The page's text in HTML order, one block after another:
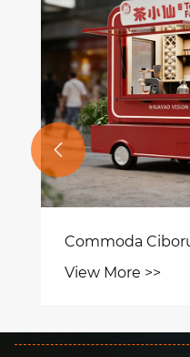
Commoda
View More >>
